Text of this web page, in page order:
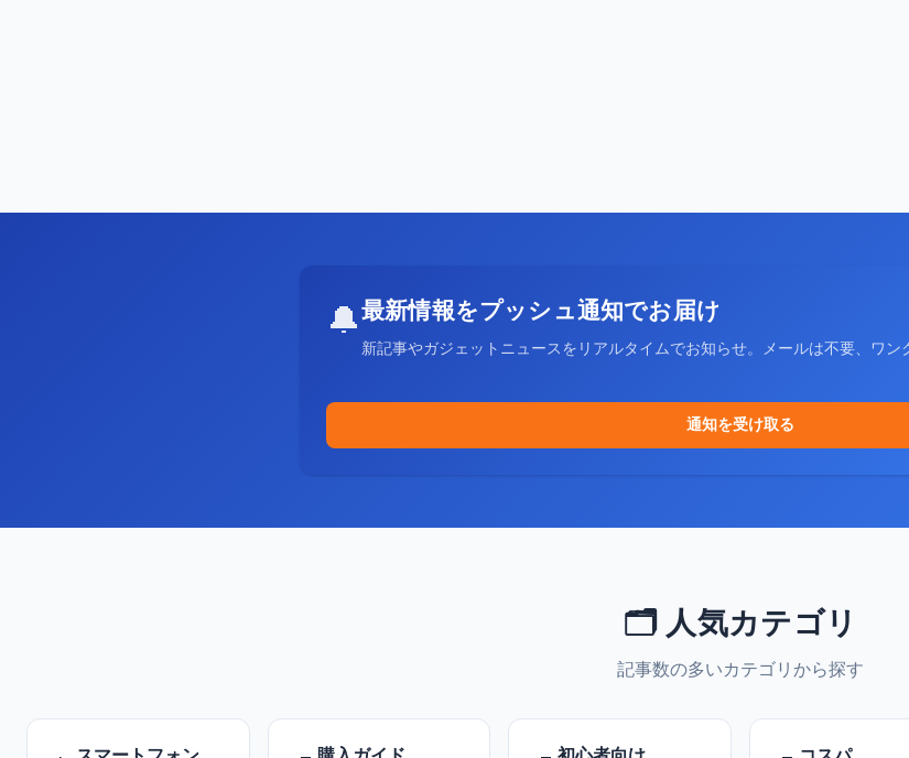
🔔最新情報をプッシュ通知でお届け
新記事やガジェットニュースをリアルタイムでお知らせ。メールは不要、ワン
通知を受け取る
🗂️ 人気カテゴリ
記事数の多いカテゴリから探す